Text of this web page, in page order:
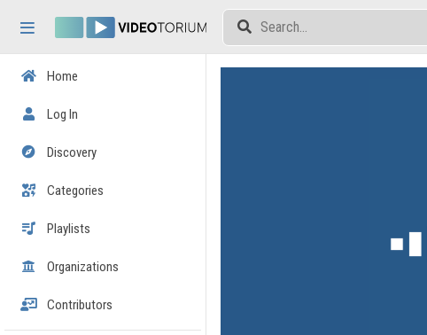
Home
Log In
Discovery
Categories
Playlists
Organizations
Contributors